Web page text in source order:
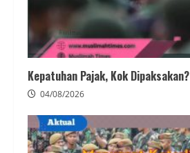
Kepatuhan Pajak, Kok Dipaksakan?
04/08/2026